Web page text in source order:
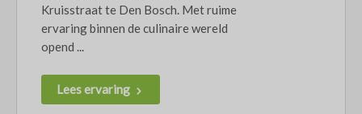
Kruisstraat te Den Bosch. Met ruime
ervaring binnen de culinaire wereld
opend ...
Lees ervaring